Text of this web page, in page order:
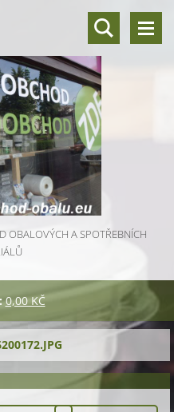
OBALOVÝCH A SPOTŘEBNÍCH
0,00 KČ